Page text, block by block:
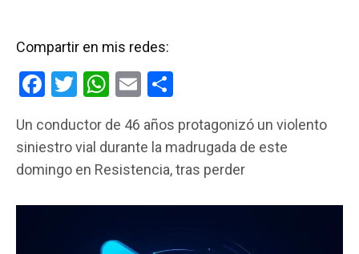
Compartir en mis redes:
F
ce
b
o
o
T
tt
er
W
at
s
p
p
E
ail m
p
tir
Un conductor de 46 años protagonizó un violento
siniestro vial durante la madrugada de este
domingo en Resistencia, tras perder